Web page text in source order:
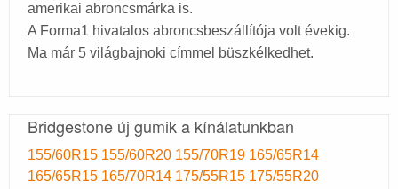
amerikai abroncsmárka is.
A Forma1 hivatalos abroncsbeszállítója volt évekig.
Ma már 5 világbajnoki címmel büszkélkedhet.
Bridgestone új gumik a kínálatunkban
155/60R15 155/60R20 155/70R19 165/65R14
165/65R15 165/70R14 175/55R15 175/55R20